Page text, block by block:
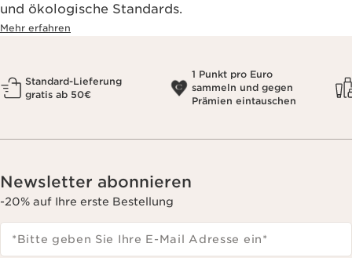
und ökologische Standards.
Mehr erfahren
Standard-Lieferung
gratis ab 50€
1 Punkt pro Euro
sammeln und gegen
Prämien eintauschen
Newsletter abonnieren
-20% auf Ihre erste Bestellung
*Bitte geben Sie Ihre E-Mail Adresse ein*